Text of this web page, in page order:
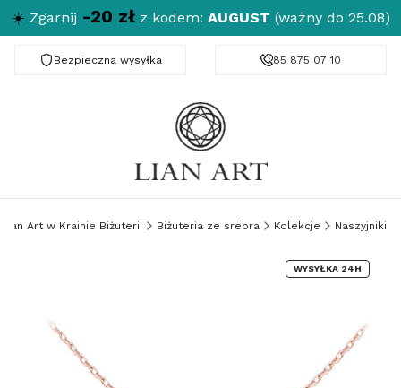
☀️ Zgarnij -20 zł z kodem: AUGUST (ważny do 25.08)
Bezpieczna wysyłka Darmowa dostawa od 150 zł
85 875 07 10
Lian Art w Krainie Biżuterii Biżuteria ze srebra Kolekcje Naszyjniki
WYSYŁKA 24H